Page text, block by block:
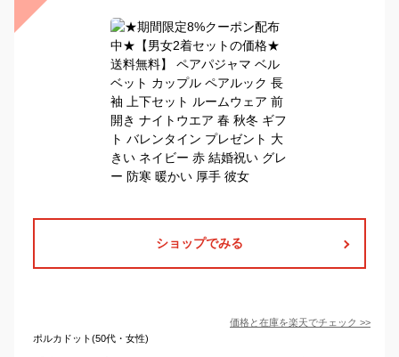
ショップでみる
価格と在庫を楽天でチェック >>
ポルカドット(50代・女性)